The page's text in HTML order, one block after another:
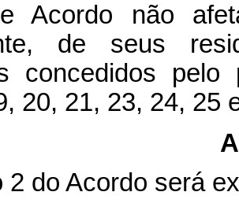
Acordo não
de seus
concedidos
20, 21, 23, 24, 25
2 do Acordo será